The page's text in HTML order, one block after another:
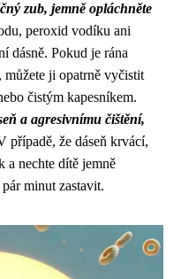
zub, jemně opláchněte
peroxid vodíku ani
dásně. Pokud je rána
ji opatrně vyčistit
čistým kapesníkem.
a agresivnímu čištění,
případě, že dáseň krvácí,
a nechte dítě jemně
minut zastavit.